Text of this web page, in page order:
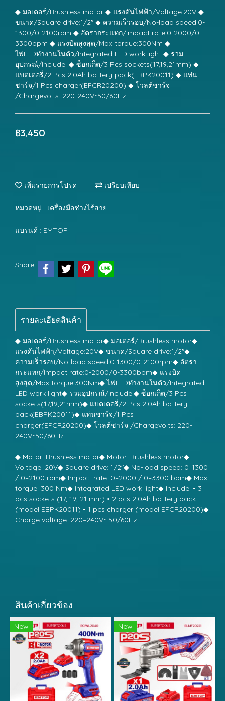
◆ มอเตอร์/Brushless motor ◆ แรงดันไฟฟ้า/Voltage:20V ◆
ขนาด/Square drive:1/2" ◆ ความเร็วรอบ/No-load speed:0-
1300/0-2100rpm ◆ อัตรากระแทก/Impact rate:0-2000/0-
3300bpm ◆ แรงบิดสูงสุด/Max torque:300Nm ◆
ไฟLEDทำงานในตัว/Integrated LED work light ◆ รวม
อุปกรณ์/Include: ◆ ซ็อกเก็ต/3 Pcs sockets(17,19,21mm) ◆
แบตเตอรี่/2 Pcs 2.0Ah battery pack(EBPK20011) ◆ แท่น
ชาร์จ/1 Pcs charger(EFCR20200) ◆ โวลต์ชาร์จ
/Chargevolts: 220-240V~50/60Hz
฿3,450
เพิ่มรายการโปรด เปรียบเทียบ
หมวดหมู่ : เครื่องมือช่างไร้สาย
แบรนด์ : EMTOP
Share
รายละเอียดสินค้า
◆ มอเตอร์/Brushless motor◆ มอเตอร์/Brushless motor◆
แรงดันไฟฟ้า/Voltage:20V◆ ขนาด/Square drive:1/2"◆
ความเร็วรอบ/No-load speed:0-1300/0-2100rpm◆ อัตรา
กระแทก/Impact rate:0-2000/0-3300bpm◆ แรงบิด
สูงสุด/Max torque:300Nm◆ ไฟLEDทำงานในตัว/Integrated
LED work light◆ รวมอุปกรณ์/Include:◆ ซ็อกเก็ต/3 Pcs
sockets(17,19,21mm)◆ แบตเตอรี่/2 Pcs 2.0Ah battery
pack(EBPK20011)◆ แท่นชาร์จ/1 Pcs
charger(EFCR20200)◆ โวลต์ชาร์จ /Chargevolts: 220-
240V~50/60Hz
◆ Motor: Brushless motor◆ Motor: Brushless motor◆
Voltage: 20V◆ Square drive: 1/2"◆ No-load speed: 0–1300
/ 0–2100 rpm◆ Impact rate: 0–2000 / 0–3300 bpm◆ Max
torque: 300 Nm◆ Integrated LED work light◆ Include: • 3
pcs sockets (17, 19, 21 mm) • 2 pcs 2.0Ah battery pack
(model EBPK20011) • 1 pcs charger (model EFCR20200)◆
Charge voltage: 220–240V~ 50/60Hz
สินค้าเกี่ยวข้อง
New New